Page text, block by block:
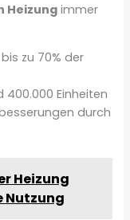
Heizungimmer
zu 70% der
Einheiten
durch
Heizung
Nutzung